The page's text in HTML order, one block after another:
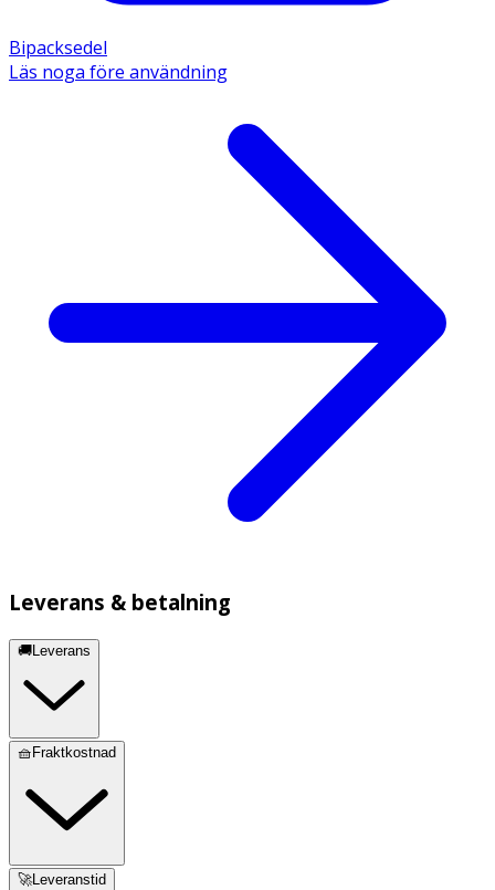
Bipacksedel
Läs noga före användning
Leverans & betalning
🚚Leverans
🧺Fraktkostnad
🚀Leveranstid